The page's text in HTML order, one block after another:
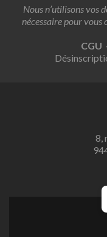
Nous n’utilisons vos
nécessaire pour
CGU
8,